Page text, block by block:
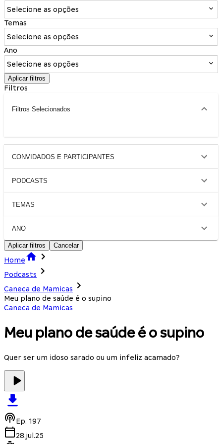
Selecione as opções
Temas
Selecione as opções
Ano
Selecione as opções
Aplicar filtros
Filtros
Filtros Selecionados
CONVIDADOS E PARTICIPANTES
PODCASTS
TEMAS
ANO
Aplicar filtros Cancelar
Home
Podcasts
Caneca de Mamicas
Meu plano de saúde é o supino
Caneca de Mamicas
Meu plano de saúde é o supino
Quer ser um idoso sarado ou um infeliz acamado?
Ep. 197
28.jul.25